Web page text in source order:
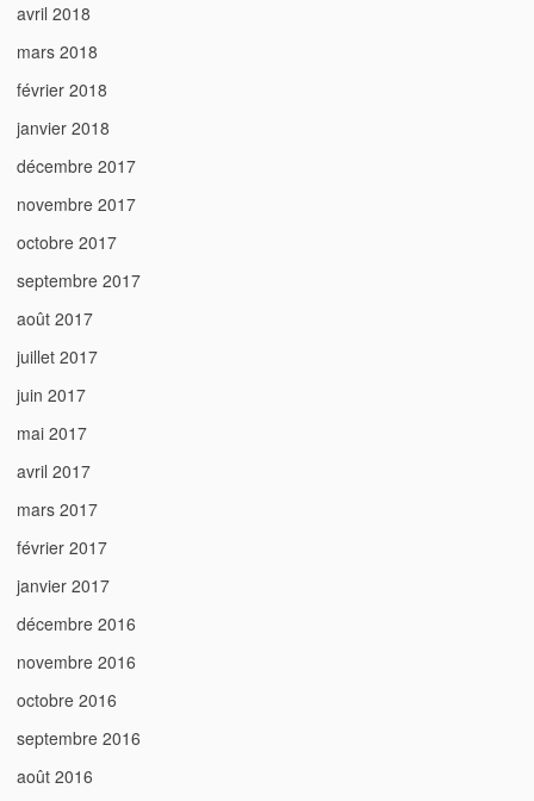
avril 2018
mars 2018
février 2018
janvier 2018
décembre 2017
novembre 2017
octobre 2017
septembre 2017
août 2017
juillet 2017
juin 2017
mai 2017
avril 2017
mars 2017
février 2017
janvier 2017
décembre 2016
novembre 2016
octobre 2016
septembre 2016
août 2016